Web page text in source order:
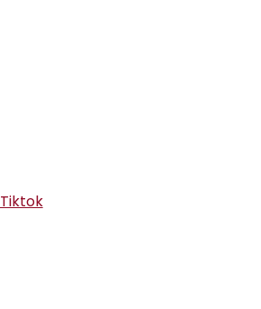
Tiktok